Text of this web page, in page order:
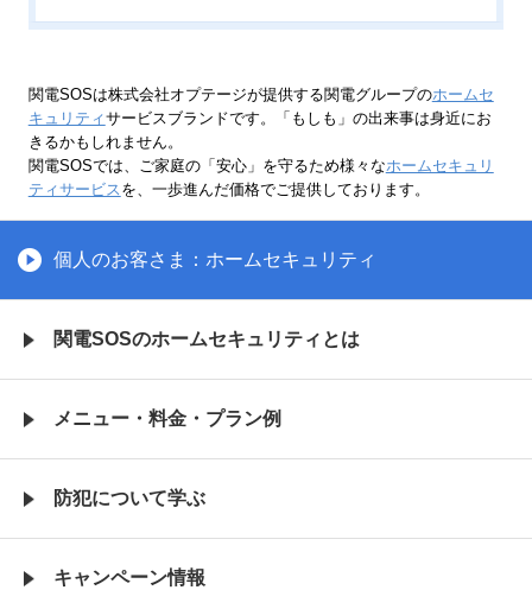
関電SOSは株式会社オプテージが提供する関電グループのホームセ
キュリティサービスブランドです。「もしも」の出来事は身近にお
きるかもしれません。
関電SOSでは、ご家庭の「安心」を守るため様々なホームセキュリ
ティサービス を、一歩進んだ価格でご提供しております。
個人のお客さま：ホームセキュリティ
関電SOSのホームセキュリティとは
メニュー・料金・ プラン例
防犯について学ぶ
キャンペーン情報